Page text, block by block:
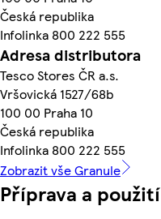
Česká republika
Infolinka 800 222 555
Adresa distributora
Tesco Stores ČR a.s.
Vršovická 1527/68b
100 00 Praha 10
Česká republika
Infolinka 800 222 555
Zobrazit vše Granule
Příprava a použití